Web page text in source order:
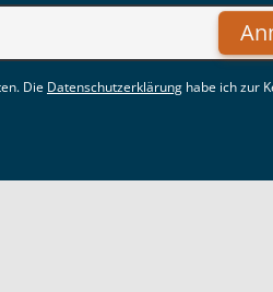
Die Datenschutzerklärung habe ich zur